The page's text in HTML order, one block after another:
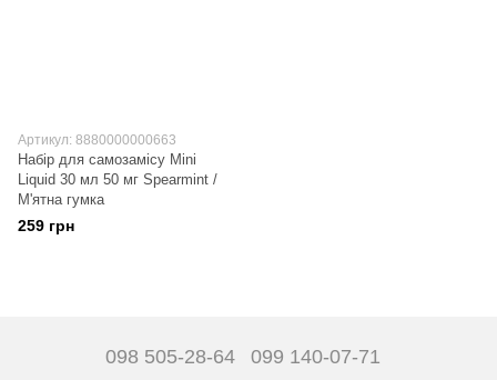
Артикул: 8880000000663
Набір для самозамісу Mini
Liquid 30 мл 50 мг Spearmint /
М'ятна гумка
259 грн
098 505-28-64 099 140-07-71